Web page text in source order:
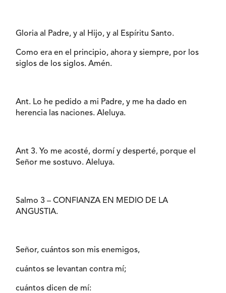
Gloria al Padre, y al Hijo, y al Espíritu Santo.
Como era en el principio, ahora y siempre, por los
siglos de los siglos. Amén.
Ant. Lo he pedido a mi Padre, y me ha dado en
herencia las naciones. Aleluya.
Ant 3. Yo me acosté, dormí y desperté, porque el
Señor me sostuvo. Aleluya.
Salmo 3 – CONFIANZA EN MEDIO DE LA
ANGUSTIA.
Señor, cuántos son mis enemigos,
cuántos se levantan contra mí;
cuántos dicen de mí: